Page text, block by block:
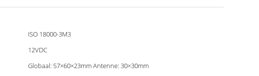
ISO 18000-3M3
12VDC
Globaal: 57×60×23mm Antenne: 30×30mm